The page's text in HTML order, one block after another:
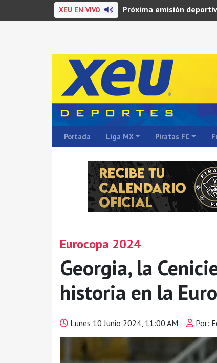
XEU EN VIVO Próxima emisión
Portada Liga MX Piratas FC
Eurocopa 2024
Georgia, la
historia en la
Lunes 10 Junio 2024, 11:00 AM Por: